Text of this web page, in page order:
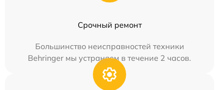
Срочный ремонт
Большинство неисправностей техники
Behringer мы устраняем в течение 2 часов.